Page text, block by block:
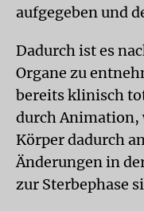
aufgegeben und
Dadurch ist es
Organe zu
bereits klinisch
durch Animation,
Körper dadurch
Änderungen in
zur Sterbephase